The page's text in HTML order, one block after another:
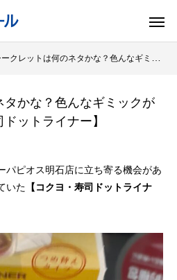
クレットは何のネタかな？色んなギミックが楽しい【コクヨ・寿司ドットライナー】
タかな？色んなギミックが
ットライナー】
パピオス明石店に立ち寄る機会があ
いた 【コクヨ・寿司ドットライナ